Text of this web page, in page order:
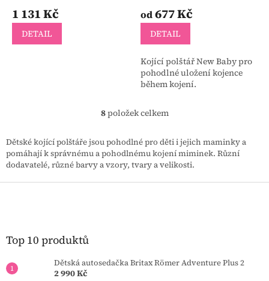
1 131 Kč
DETAIL
od677 Kč
DETAIL
Kojící polštář New Baby pro
pohodlné uložení kojence
během kojení.
O
l
á
d
c
v
8položek celkem
Dětské kojící polštáře jsou pohodlné pro děti i jejich maminky a
pomáhají k správnému a pohodlnému kojení miminek. Různí
dodavatelé, různé barvy a vzory, tvary a velikosti.
Z
Top 10 produktů
Dětská autosedačka Britax Römer Adventure Plus 2
2 990 Kč